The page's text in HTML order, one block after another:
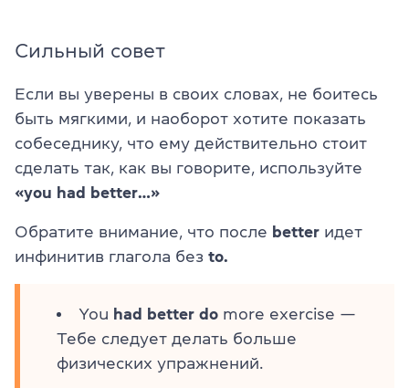
Сильный совет
Если вы уверены в своих словах, не боитесь
быть мягкими, и наоборот хотите показать
собеседнику, что ему действительно стоит
сделать так, как вы говорите, используйте
«you had better…»
Обратите внимание, что после better идет
инфинитив глагола без to.
You had better do more exercise —
Тебе следует делать больше
физических упражнений.